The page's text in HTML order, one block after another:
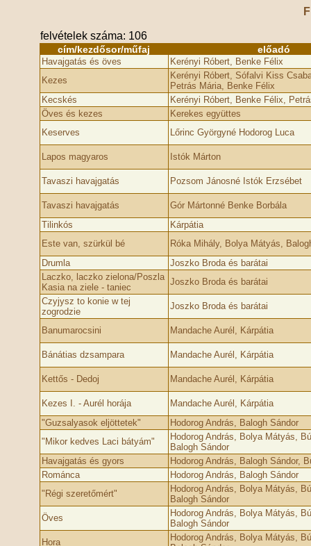
felvételek száma: 106
cím/kezdősor/műfaj előadó
Havajgatás és öves
Kerényi Róbert, Benke Félix
Kezes
Kerényi Róbert, Sófalvi Kiss
Petrás Mária, Benke Félix
Kecskés
Kerényi Róbert, Benke Félix,
Öves és kezes
Kerekes együttes
Keserves
Lőrinc Györgyné Hodorog Luca
Lapos magyaros Istók Márton
Tavaszi havajgatás Pozsom Jánosné Istók Erzsébet
Tavaszi havajgatás
Gór Mártonné Benke Borbála
Tilinkós
Kárpátia
Este van, szürkül bé
Róka Mihály, Bolya Mátyás,
Drumla
Joszko Broda és barátai
Laczko, laczko zielona/Poszla
Kasia na ziele - taniec
Joszko Broda és barátai
Czyjysz to konie w tej
zogrodzie
Joszko Broda és barátai
Banumarocsini Mandache Aurél, Kárpátia
Bánátias dzsampara Mandache Aurél, Kárpátia
Kettős - Dedoj Mandache Aurél, Kárpátia
Kezes I. - Aurél horája
Mandache Aurél, Kárpátia
"Guzsalyasok eljöttetek"
Hodorog András, Balogh Sándor
"Mikor kedves Laci bátyám"
Hodorog András, Bolya Mátyás,
Balogh Sándor
Havajgatás és gyors
Hodorog András, Balogh Sándor,
Románca
Hodorog András, Balogh Sándor
"Régi szeretőmért"
Hodorog András, Bolya Mátyás,
Balogh Sándor
Öves
Hodorog András, Bolya Mátyás,
Balogh Sándor
Hora
Hodorog András, Bolya Mátyás,